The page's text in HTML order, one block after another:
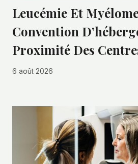
Leucémie Et
Convention
Proximité Des
6 août 2026